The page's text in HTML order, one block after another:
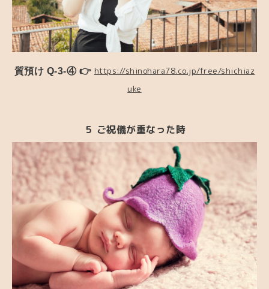
質預け Q-3-④ 👉 https://shinohara78.co.jp/free/shichiaz
uke
５ ご祝儀が重なった時